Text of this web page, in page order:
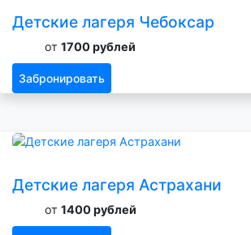
Детские лагеря Чебоксар
от 1700 рублей
Забронировать
Детские лагеря Астрахани
от 1400 рублей